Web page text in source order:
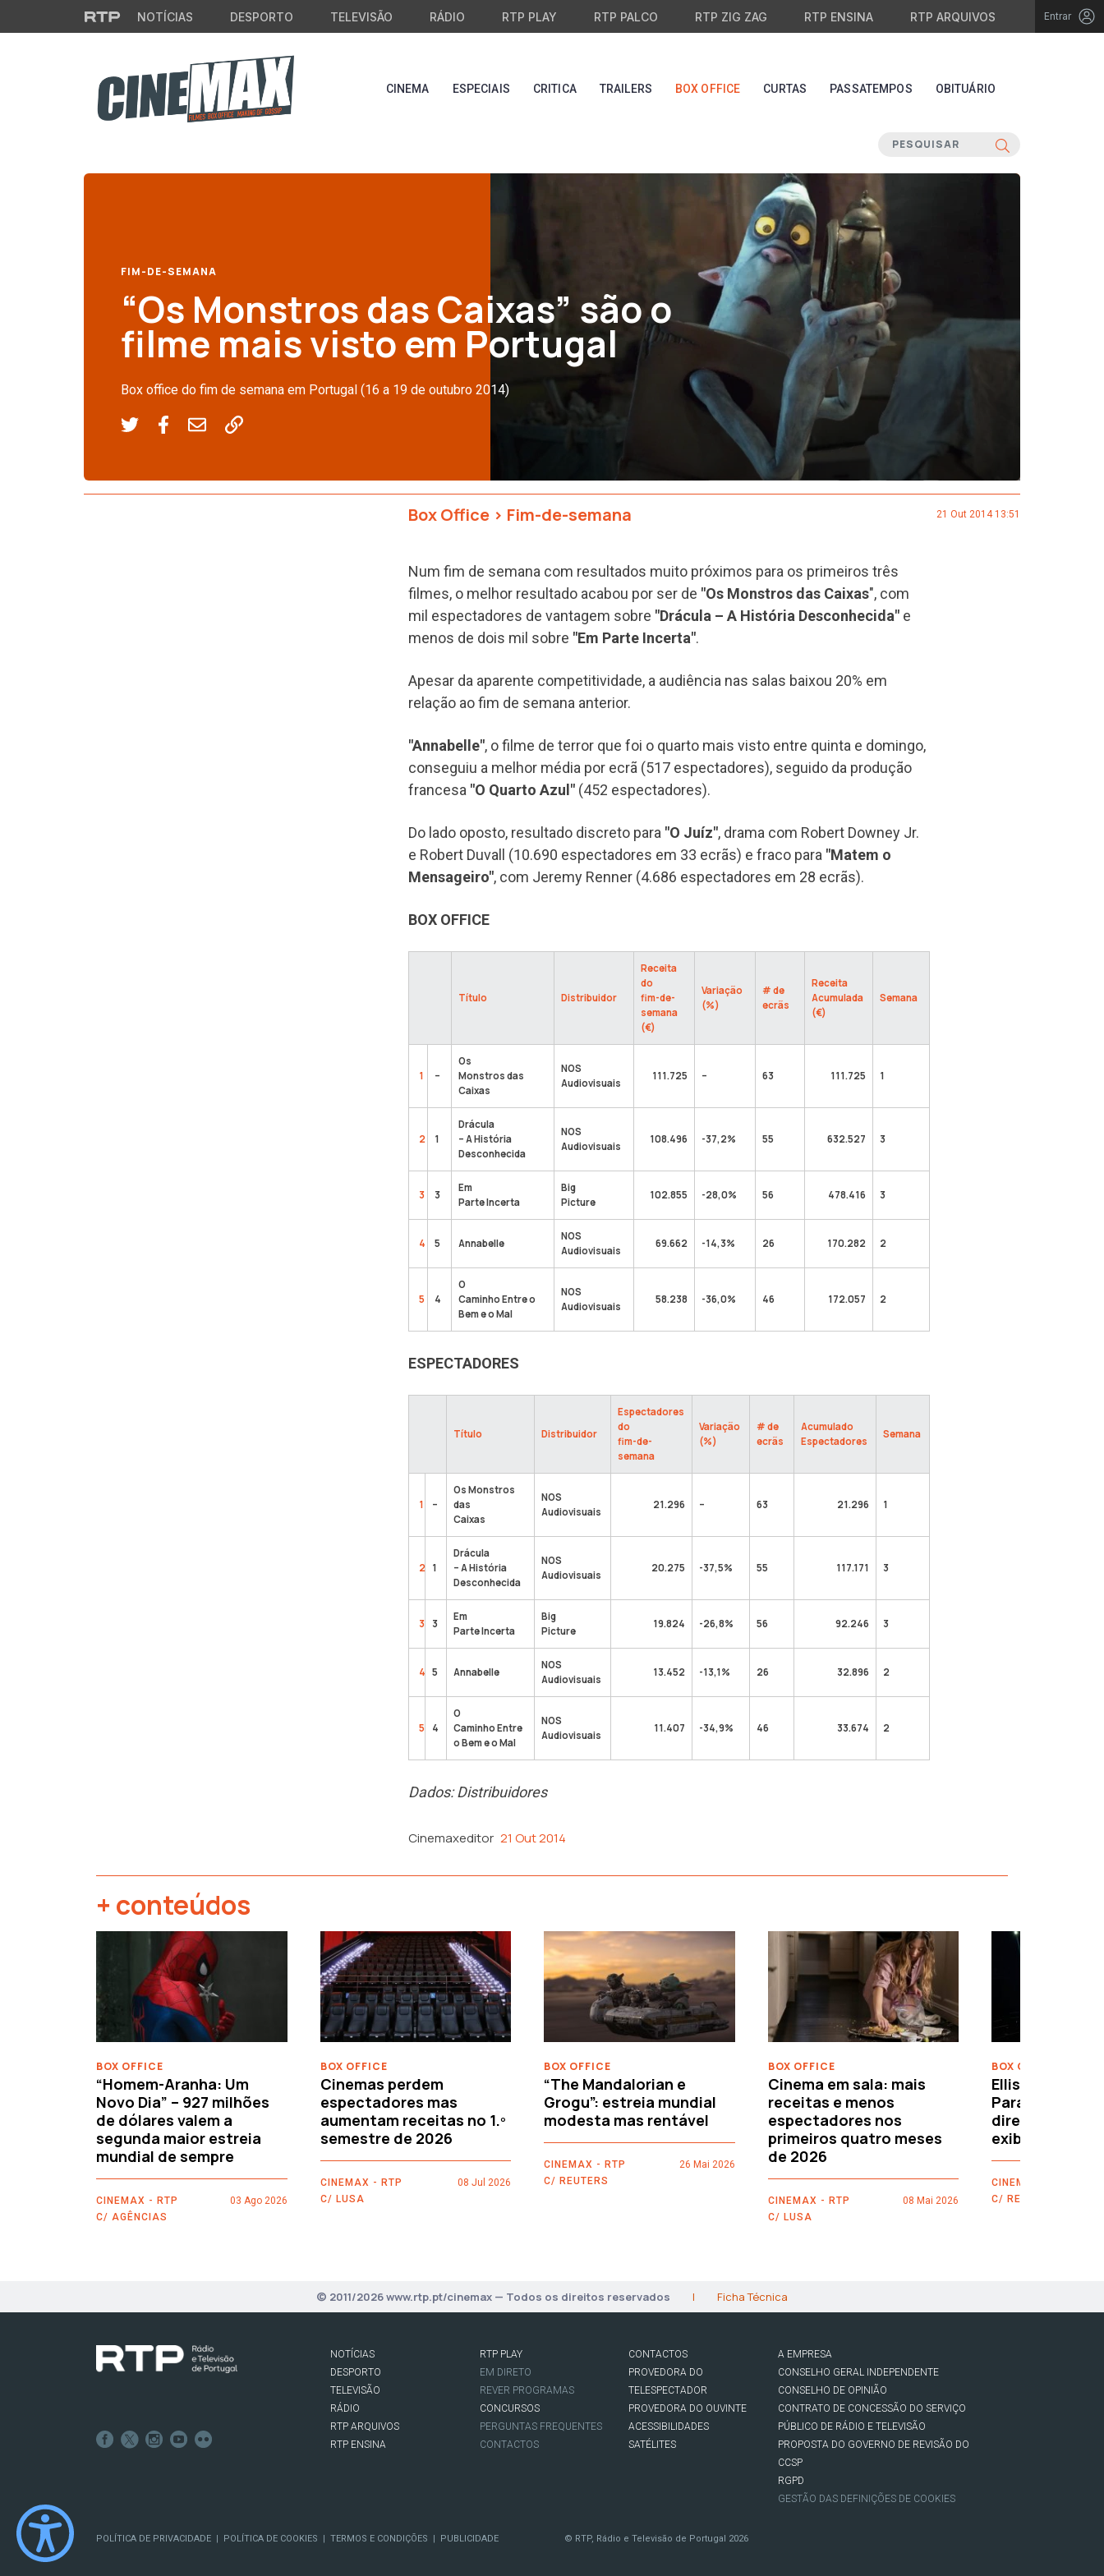
Saltar para o conteúdo principal
NOTÍCIAS DESPORTO TELEVISÃO RÁDIO RTP PLAY RTP PALCO RTP ZIG ZAG RTP ENSINA RTP ARQUIVOS Entrar
CINEMA ESPECIAIS CRITICA TRAILERS BOX OFFICE CURTAS PASSATEMPOS OBITUÁRIO
FIM-DE-SEMANA
“Os Monstros das Caixas” são o
filme mais visto em Portugal
Box office do fim de semana em Portugal (16 a 19 de outubro 2014)
Box Office > Fim-de-semana 21 Out 2014 13:51
Num fim de semana com resultados muito próximos para os primeiros três
filmes, o melhor resultado acabou por ser de "Os Monstros das Caixas", com
mil espectadores de vantagem sobre "Drácula – A História Desconhecida" e
menos de dois mil sobre "Em Parte Incerta".
Apesar da aparente competitividade, a audiência nas salas baixou 20% em
relação ao fim de semana anterior.
"Annabelle", o filme de terror que foi o quarto mais visto entre quinta e domingo,
conseguiu a melhor média por ecrã (517 espectadores), seguido da produção
francesa "O Quarto Azul" (452 espectadores).
Do lado oposto, resultado discreto para "O Juíz", drama com Robert Downey Jr.
e Robert Duvall (10.690 espectadores em 33 ecrãs) e fraco para "Matem o
Mensageiro", com Jeremy Renner (4.686 espectadores em 28 ecrãs).
BOX OFFICE
Título Distribuidor
Receita
do
fim-de-
semana
(€)
Variação
(%)
# de
ecrãs
Receita
Acumulada
(€)
Semana
1 –
Os
Monstros das
Caixas
NOS
Audiovisuais
111.725 – 63 111.725 1
2 1
Drácula
– A História
Desconhecida
NOS
Audiovisuais
108.496 -37,2% 55 632.527 3
3 3
Em
Parte Incerta
Big
Picture
102.855 -28,0% 56 478.416 3
4 5 Annabelle
NOS
Audiovisuais
69.662 -14,3% 26 170.282 2
5 4
O
Caminho Entre o
Bem e o Mal
NOS
Audiovisuais
58.238 -36,0% 46 172.057 2
ESPECTADORES
Título Distribuidor
Espectadores
do
fim-de-
semana
Variação
(%)
# de
ecrãs
Acumulado
Espectadores
Semana
1 –
Os Monstros
das
Caixas
NOS
Audiovisuais
21.296 – 63 21.296 1
2 1
Drácula
– A História
Desconhecida
NOS
Audiovisuais
20.275 -37,5% 55 117.171 3
3 3
Em
Parte Incerta
Big
Picture
19.824 -26,8% 56 92.246 3
4 5 Annabelle
NOS
Audiovisuais
13.452 -13,1% 26 32.896 2
5 4
O
Caminho Entre
o Bem e o Mal
NOS
Audiovisuais
11.407 -34,9% 46 33.674 2
Dados: Distribuidores
Cinemaxeditor 21 Out 2014
+ conteúdos
BOX OFFICE
“Homem-Aranha: Um
Novo Dia” – 927 milhões
de dólares valem a
segunda maior estreia
mundial de sempre
CINEMAX - RTP
C/ AGÊNCIAS
03 Ago 2026
BOX OFFICE
Cinemas perdem
espectadores mas
aumentam receitas no 1.º
semestre de 2026
CINEMAX - RTP
C/ LUSA
08 Jul 2026
BOX OFFICE
“The Mandalorian e
Grogu”: estreia mundial
modesta mas rentável
CINEMAX - RTP
C/ REUTERS
26 Mai 2026
BOX OFFICE
Cinema em sala: mais
receitas e menos
espectadores nos
primeiros quatro meses
de 2026
CINEMAX - RTP
C/ LUSA
08 Mai 2026
BOX OFFICE
Ellison leva o
directamente
exibidores
CINEMAX - RTP
C/ REUTERS
© 2011/2026 www.rtp.pt/cinemax — Todos os direitos reservados | Ficha Técnica
NOTÍCIAS
DESPORTO
TELEVISÃO
RÁDIO
RTP ARQUIVOS
RTP ENSINA
RTP PLAY
EM DIRETO
REVER PROGRAMAS
CONCURSOS
PERGUNTAS FREQUENTES
CONTACTOS
CONTACTOS
PROVEDORA DO
TELESPECTADOR
PROVEDORA DO OUVINTE
ACESSIBILIDADES
SATÉLITES
A EMPRESA
CONSELHO GERAL INDEPENDENTE
CONSELHO DE OPINIÃO
CONTRATO DE CONCESSÃO DO SERVIÇO
PÚBLICO DE RÁDIO E TELEVISÃO
PROPOSTA DO GOVERNO DE REVISÃO DO
CCSP
RGPD
GESTÃO DAS DEFINIÇÕES DE COOKIES
POLÍTICA DE PRIVACIDADE POLÍTICA DE COOKIES TERMOS E CONDIÇÕES PUBLICIDADE © RTP, Rádio e Televisão de Portugal 2026